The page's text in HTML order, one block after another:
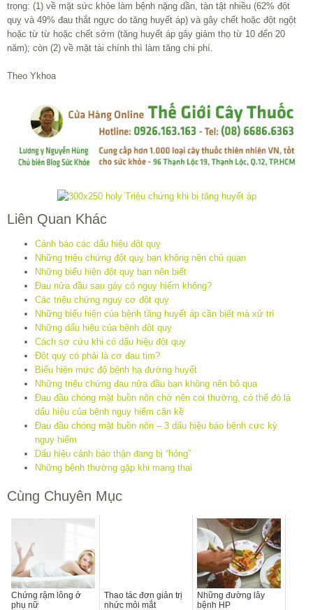
trọng: (1) về mặt sức khỏe làm bệnh nặng dần, tàn tật nhiều (62% đột
quỵ và 49% đau thắt ngực do tăng huyết áp) và gây chết hoặc đột ngột
hoặc từ từ hoặc chết sớm (tăng huyết áp gây giảm thọ từ 10 đến 20
năm); còn (2) về mặt tài chính thì làm tăng chi phí.
Theo Ykhoa
Liên Quan Khác
Cảnh báo các dấu hiệu đột quỵ
Những triệu chứng đột quỵ bạn không nên chủ quan
Những biểu hiện đột quỵ bạn nên biết
Đau nửa đầu sau gáy có nguy hiểm không?
Các triệu chứng nguy cơ đột quỵ
Những biểu hiện của bệnh tăng huyết áp cần biết mà xử trí
Những dấu hiệu của bệnh đột quỵ
Cách sơ cứu khi có dấu hiệu đột quỵ
Đột quỵ có phải là cơ đau tim?
Biểu hiện mức độ bệnh hạ đường huyết
Những triệu chứng đau nửa đầu bạn không nên bỏ qua
Đau đầu chóng mặt buồn nôn chớ nên coi thường, có thể đó lá
dấu hiệu của bệnh nguy hiểm cận kề
Đau đầu chóng mặt buồn nôn – 3 dấu hiệu báo bệnh cực kỳ
nguy hiểm
Dấu hiệu cảnh báo thận đang bị “hỏng”
Những bệnh thường gặp khi mang thai
Cùng Chuyên Mục
Chứng rậm lông ở
phụ nữ
Thao tác đơn giản trị
nhức mỏi mắt
Những đường lây
bệnh HP